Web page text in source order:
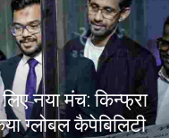
नया मंच: किन्फ्रा
ग्लोबल कैपेबिलिटी